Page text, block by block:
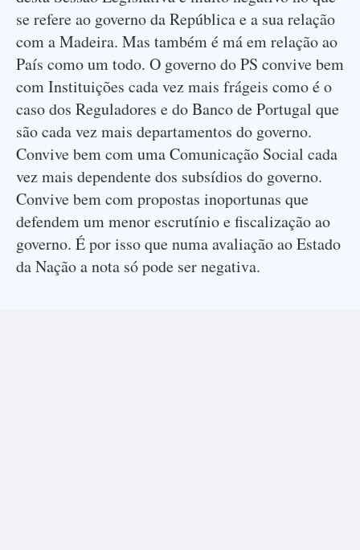
se refere ao governo da República e a sua relação
com a Madeira. Mas também é má em relação ao
País como um todo. O governo do PS convive bem
com Instituições cada vez mais frágeis como é o
caso dos Reguladores e do Banco de Portugal que
são cada vez mais departamentos do governo.
Convive bem com uma Comunicação Social cada
vez mais dependente dos subsídios do governo.
Convive bem com propostas inoportunas que
defendem um menor escrutínio e fiscalização ao
governo. É por isso que numa avaliação ao Estado
da Nação a nota só pode ser negativa.